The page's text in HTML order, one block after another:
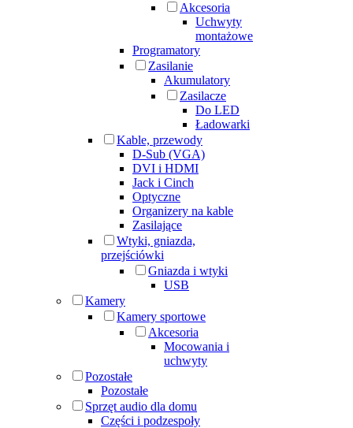
Akcesoria
Uchwyty
montażowe
Programatory
Zasilanie
Akumulatory
Zasilacze
Do LED
Ładowarki
Kable, przewody
D-Sub (VGA)
DVI i HDMI
Jack i Cinch
Optyczne
Organizery na kable
Zasilające
Wtyki, gniazda,
przejściówki
Gniazda i wtyki
USB
Kamery
Kamery sportowe
Akcesoria
Mocowania i
uchwyty
Pozostałe
Pozostałe
Sprzęt audio dla domu
Części i podzespoły